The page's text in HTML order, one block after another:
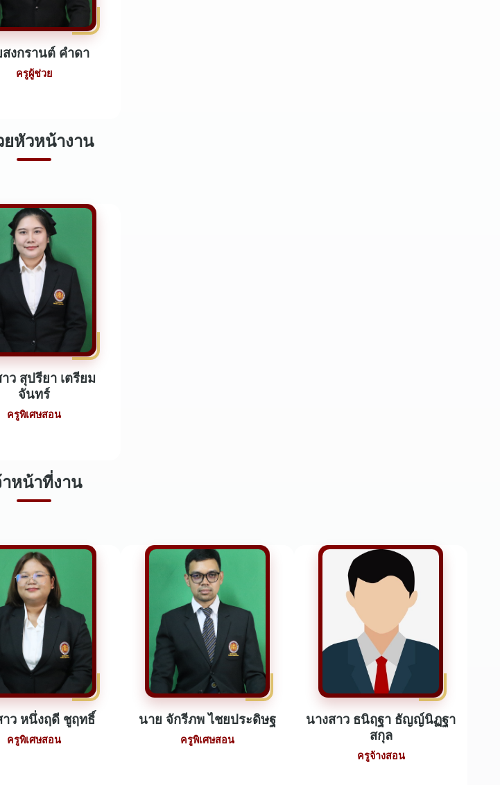
งกรานต์ คำดา
ครูผู้ช่วย
ยหัวหน้างาน
ว สุปรียา เตรียม
จันทร์
ครูพิเศษสอน
าหน้าที่งาน
าว หนึ่งฤดี ชูฤทธิ์
ครูพิเศษสอน
นาย จักรีภพ ไชยประดิษฐ
ครูพิเศษสอน
นางสาว ธนิฤฐา ธัญญ์นิฏฐา
สกุล
ครูจ้างสอน